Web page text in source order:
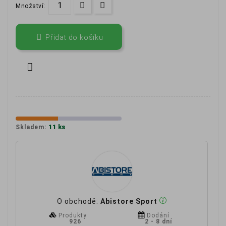
Množství:
 Přidat do košíku

Skladem: 11 ks
O obchodě: Abistore Sport
Produkty
926
Dodání
2 - 8 dní